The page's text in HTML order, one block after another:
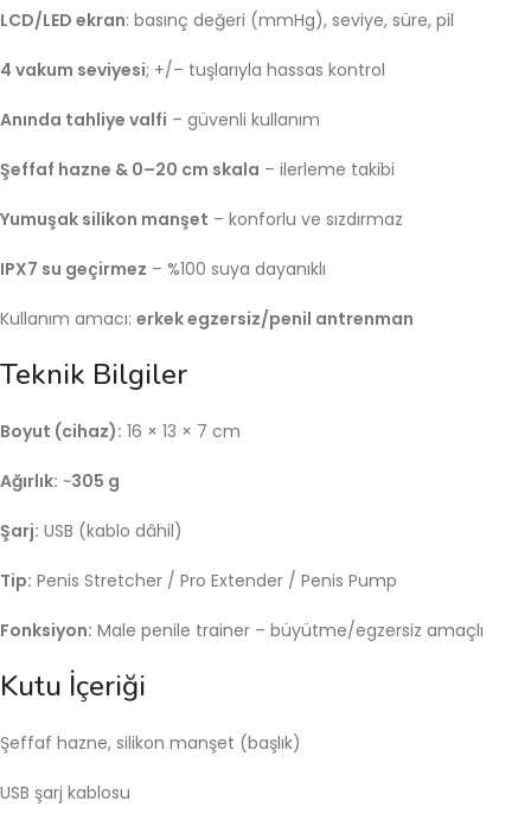
LCD/LED ekran: basınç değeri (mmHg), seviye, süre, pil
4 vakum seviyesi; +/– tuşlarıyla hassas kontrol
Anında tahliye valfi – güvenli kullanım
Şeffaf hazne & 0–20 cm skala – ilerleme takibi
Yumuşak silikon manşet – konforlu ve sızdırmaz
IPX7 su geçirmez – %100 suya dayanıklı
Kullanım amacı: erkek egzersiz/penil antrenman
Teknik Bilgiler
Boyut (cihaz): 16 × 13 × 7 cm
Ağırlık: ~305 g
Şarj: USB (kablo dâhil)
Tip: Penis Stretcher / Pro Extender / Penis Pump
Fonksiyon: Male penile trainer – büyütme/egzersiz amaçlı
Kutu İçeriği
Şeffaf hazne, silikon manşet (başlık)
USB şarj kablosu